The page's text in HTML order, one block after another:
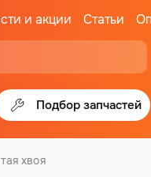
и акции Статьи
Подбор запчастей
хвоя